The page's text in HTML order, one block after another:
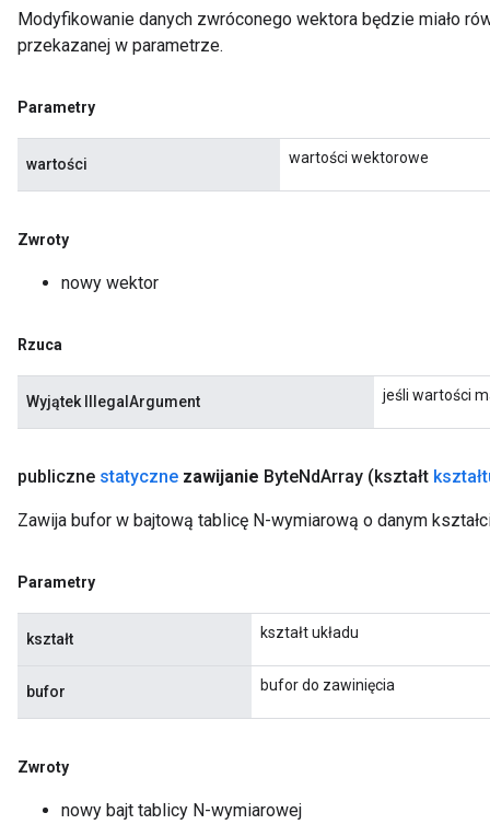
Modyfikowanie danych zwróconego wektora będzie miało
przekazanej w parametrze.
Parametry
wartości wartości wektorowe
Zwroty
nowy wektor
Rzuca
Wyjątek IllegalArgument jeśli wartości
publiczne statyczne zawijanie ByteNdArray (kształt
Zawija bufor w bajtową tablicę N-wymiarową o danym
Parametry
kształt kształt układu
bufor bufor do zawinięcia
Zwroty
nowy bajt tablicy N-wymiarowej